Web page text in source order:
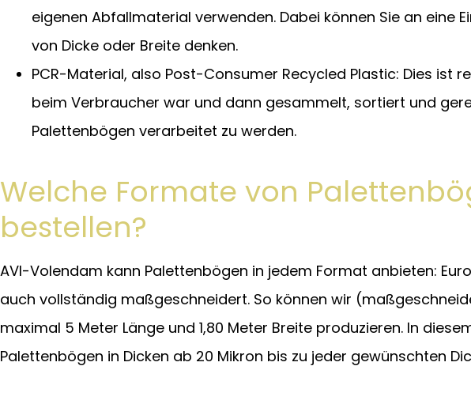
eigenen Abfallmaterial verwenden. Dabei können Sie an eine
von Dicke oder Breite denken.
PCR-Material, also Post-Consumer Recycled Plastic: Dies ist
beim Verbraucher war und dann gesammelt, sortiert und
Palettenbögen verarbeitet zu werden.
Welche Formate von
bestellen?
AVI-Volendam kann Palettenbögen in jedem Format anbieten:
auch vollständig maßgeschneidert. So können wir
maximal 5 Meter Länge und 1,80 Meter Breite produzieren. In
Palettenbögen in Dicken ab 20 Mikron bis zu jeder gewünschten